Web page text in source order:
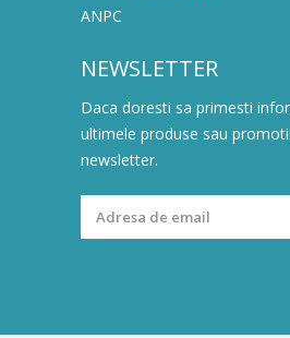
ANPC
NEWSLETTER
Daca doresti sa primesti
ultimele produse sau
newsletter.